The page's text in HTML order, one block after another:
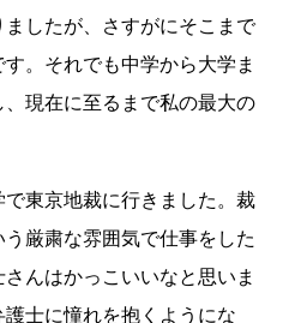
したが、さすがにそこまで
。それでも中学から大学ま
現在に至るまで私の最大の
東京地裁に行きました。裁
厳粛な雰囲気で仕事をした
んはかっこいいなと思いま
士に憧れを抱くようにな